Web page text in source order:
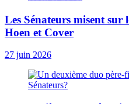
Les Sénateurs misent sur
Hoen et Cover
27 juin 2026